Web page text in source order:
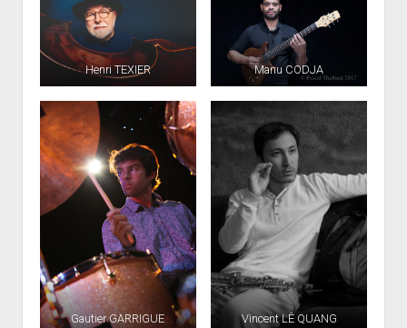
Henri TEXIER Manu CODJA
Gautier GARRIGUE Vincent LÊ QUANG